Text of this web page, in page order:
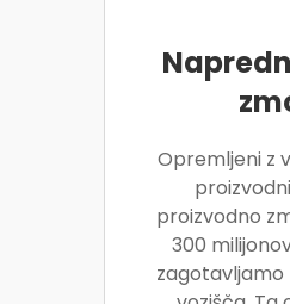
Opremljeni z
proizvodno
300